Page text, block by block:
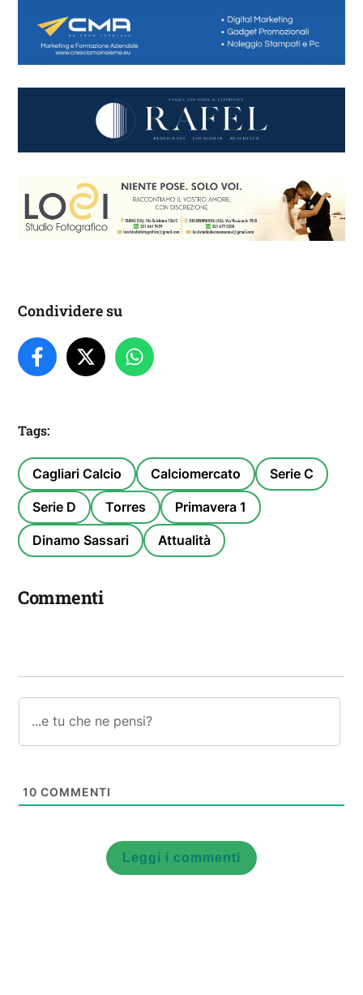
Condividere su
Tags:
Cagliari Calcio Calciomercato Serie C
Serie D Torres Primavera 1
Dinamo Sassari Attualità
Commenti
10 COMMENTI
Leggi i commenti